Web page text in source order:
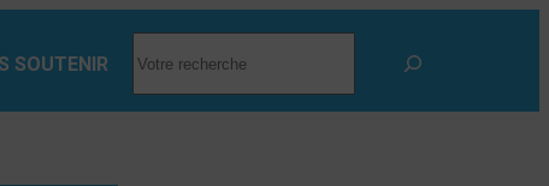
SOUTENIR